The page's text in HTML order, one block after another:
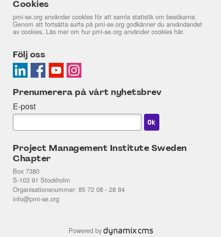
Cookies
pmi-se.org använder cookies för att samla statistik om besökarna.
Genom att fortsätta surfa på pmi-se.org godkänner du användandet
av cookies. Läs mer om hur pmi-se.org använder cookies här.
Följ oss
Prenumerera på vårt nyhetsbrev
E-post
Project Management Institute Sweden
Chapter
Box 7380
S-103 91 Stockholm
Organisationsnummer: 85 72 08 - 28 84
info@pmi-se.org
Powered by